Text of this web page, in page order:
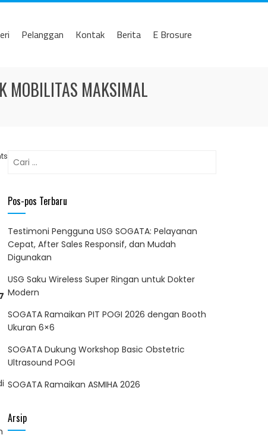
Pelanggan Kontak Berita E Brosure
MOBILITAS MAKSIMAL
7
untuk:
Pos-pos Terbaru
Testimoni Pengguna USG SOGATA: Pelayanan
Cepat, After Sales Responsif, dan Mudah
Digunakan
USG Saku Wireless Super Ringan untuk Dokter
Modern
SOGATA Ramaikan PIT POGI 2026 dengan Booth
Ukuran 6×6
SOGATA Dukung Workshop Basic Obstetric
Ultrasound POGI
SOGATA Ramaikan ASMIHA 2026
Arsip